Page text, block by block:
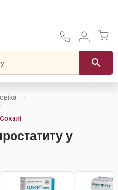
у